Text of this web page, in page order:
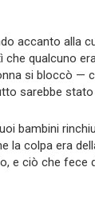
accanto alla
qualcuno
si bloccò —
sarebbe
bambini
la colpa era
e ciò che fece